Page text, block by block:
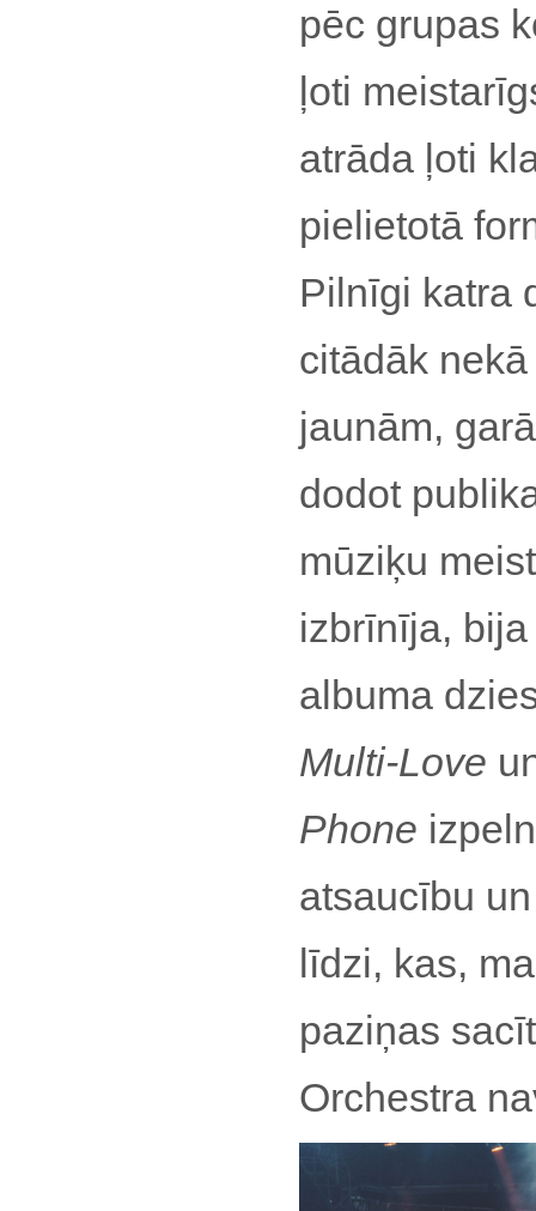
pēc grupas
ļoti
atrāda ļoti
pielietotā
Pilnīgi katra
citādāk
jaunām,
dodot
mūziķu
izbrīnīja,
albuma
Multi-Love
Phone
atsaucību
līdzi, kas,
paziņas
Orchestra